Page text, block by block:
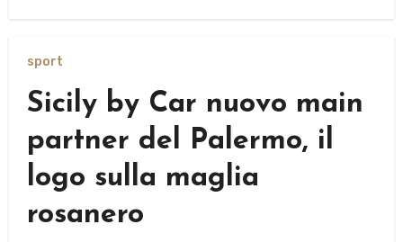
sport
Sicily by Car nuovo main
partner del Palermo, il
logo sulla maglia
rosanero